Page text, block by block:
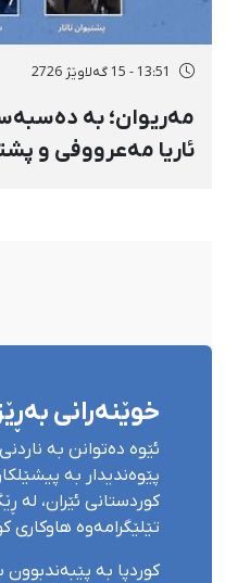
13:51 - 15 گەلاوێژ 2726
مەریوان؛ بە
ئاریا مەعرووفی و
خوێنەرانی
ئێوە دەتوانن بە
پێوەندیدار بە
کوردستانی ئێران، لە
تێلێگرامەوە هاوکاری
کوردپا بە